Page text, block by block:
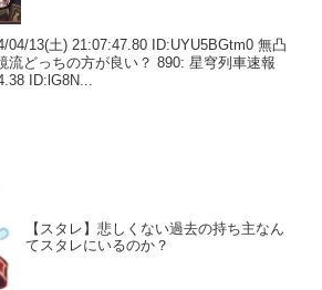
04/13(土) 21:07:47.80 ID:UYU5BGtm0 無凸
流どっちの方が良い？ 890: 星穹列車速報
ID:lG8N...
【スタレ】悲しくない過去の持ち主なん
てスタレにいるのか？